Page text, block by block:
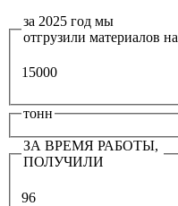
за 2025 год мы
отгрузили материалов на
15000
тонн
ЗА ВРЕМЯ РАБОТЫ,
ПОЛУЧИЛИ
96